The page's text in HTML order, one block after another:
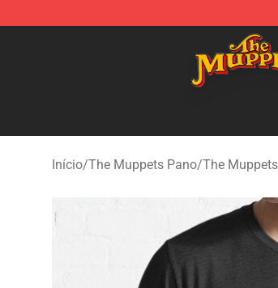
The Muppets Store - Official The
Início/The Muppets Pano/The